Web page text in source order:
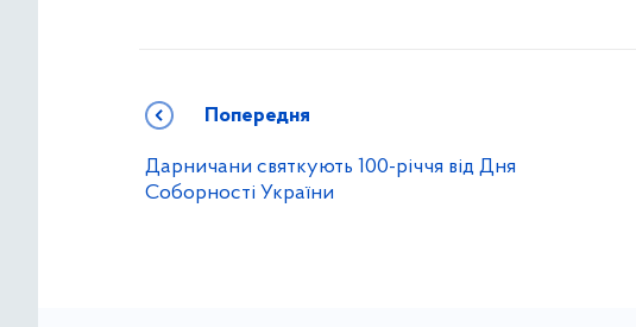
Попередня
Дарничани святкують 100-річчя від Дня
Соборності України